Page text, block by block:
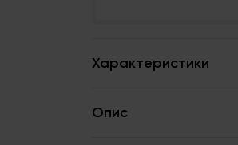
Характеристики
Опис